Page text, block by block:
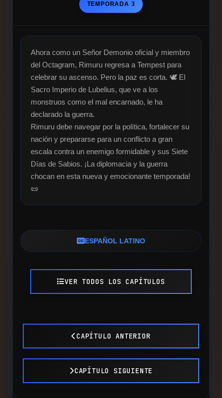
TEMPORADA 3
Ahora como un Señor Demonio oficial y miembro
del Octagram, Rimuru regresa a Tempest para
celebrar su ascenso. Pero la paz es corta. 🕊️ El
Sacro Imperio de Lubelius, que ve a los
monstruos como el mal encarnado, le ha
declarado la guerra.
Rimuru debe navegar por la política, fortalecer su
nación y prepararse para un conflicto a gran
escala contra un enemigo formidable y sus Siete
Días de Sabios. ¡La diplomacia y la guerra
chocan en esta nueva y emocionante temporada!
📜
ESPAÑOL LATINO
VER TODOS LOS CAPÍTULOS
CAPÍTULO ANTERIOR
CAPÍTULO SIGUIENTE